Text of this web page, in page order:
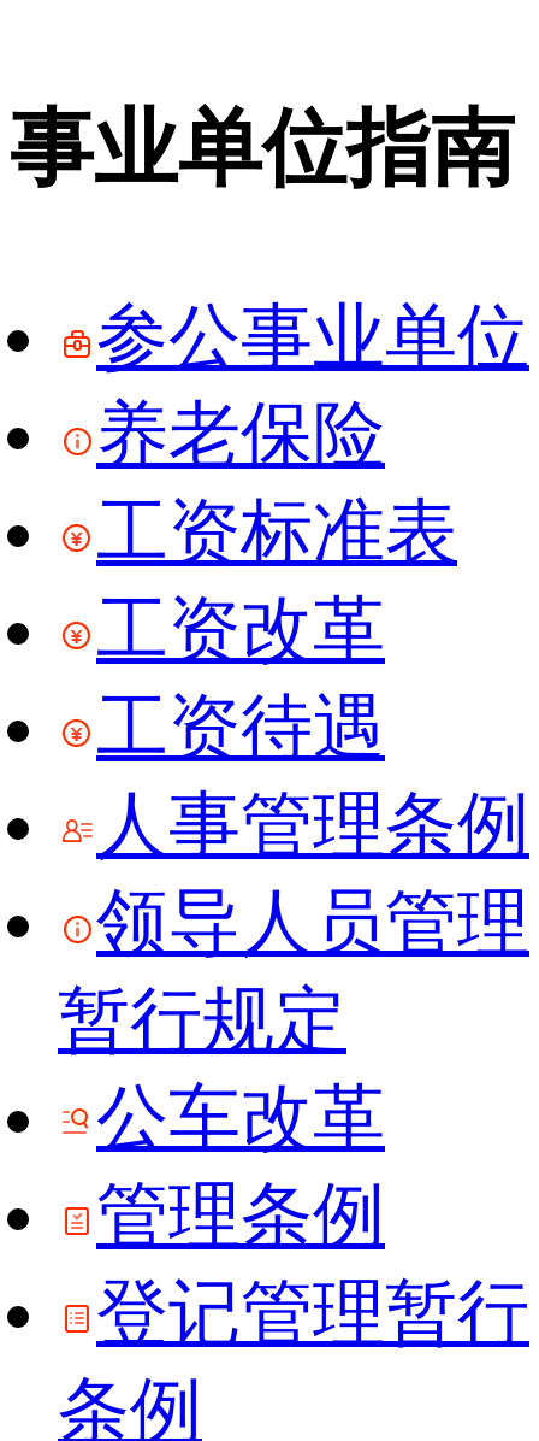
事业单位指南
参公事业单位
养老保险
工资标准表
工资改革
工资待遇
人事管理条例
领导人员管理
暂行规定
公车改革
管理条例
登记管理暂行
条例